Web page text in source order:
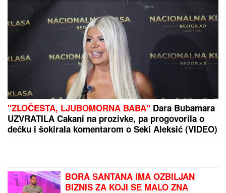
PREPORUKA ZA VAS
"SMETALI SU MU MOJI IZLASCI"Voditeljka Ana